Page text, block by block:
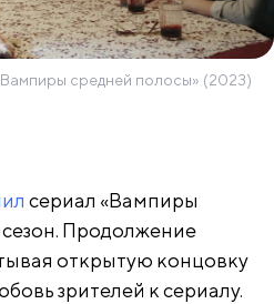
средней полосы» (2023)
сериал «Вампиры
Продолжение
открытую концовку
зрителей к сериалу.